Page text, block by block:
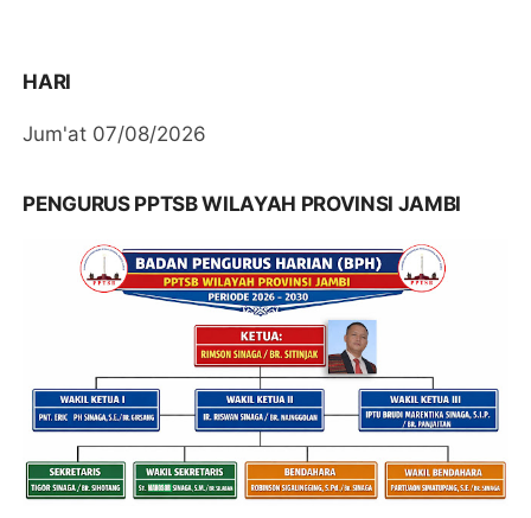
HARI
Jum'at 07/08/2026
PENGURUS PPTSB WILAYAH PROVINSI JAMBI